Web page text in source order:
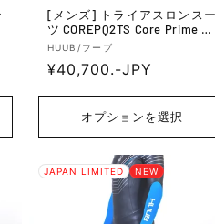
[メンズ] トライアスロンスー
ツ COREPQ2TS Core Prime Q2
Tri Suit - Yellow
販
売
HUUB/フーブ
通
常
格
¥40,700.-JPY
オプションを選択
JAPAN LIMITED NEW